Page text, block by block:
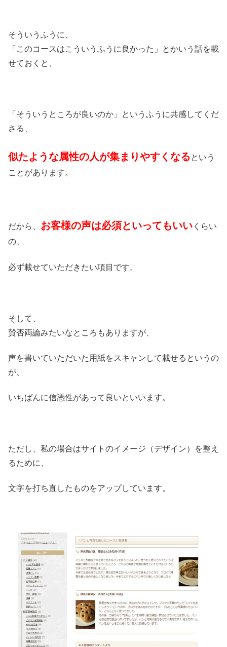
そういうふうに、
「このコースはこういうふうに良かった」とかいう話を載
せておくと、
「そういうところが良いのか」というふうに共感してくだ
さる、
似たような属性の人が集まりやすくなるという
ことがあります。
だから、 お客様の声は必須といってもいい くらい
の、
必ず載せていただきたい項目です。
そして、
賛否両論みたいなところもありますが、
声を書いていただいた用紙をスキャンして載せるというの
が、
いちばんに信憑性があって良いといいます。
ただし、私の場合はサイトのイメージ（デザイン）を整え
るために、
文字を打ち直したものをアップしています。